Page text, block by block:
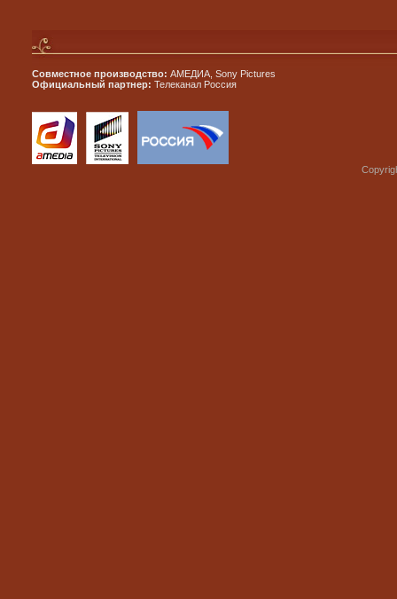
Совместное производство: АМЕДИА, Sony Pictures
Официальный партнер: Телеканал Россия